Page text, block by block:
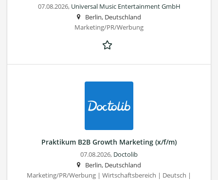
07.08.2026, Universal Music Entertainment GmbH
Berlin, Deutschland
Marketing/PR/Werbung
Praktikum B2B Growth Marketing (x/f/m)
07.08.2026, Doctolib
Berlin, Deutschland
Marketing/PR/Werbung | Wirtschaftsbereich | Deutsch |